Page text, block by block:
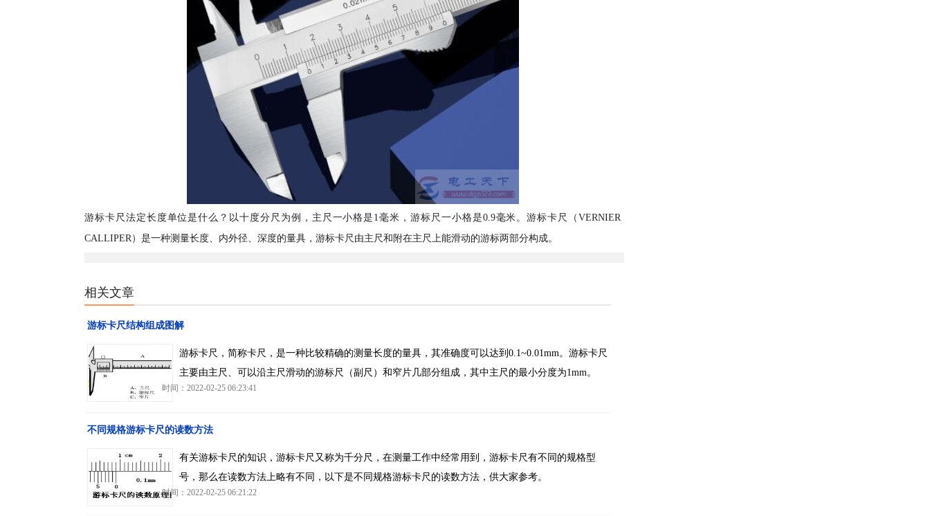
游标卡尺法定长度单位是什么？以十度分尺为例，主尺一小格是1毫米，游标尺一小格是0.9毫米。游标卡尺（VERNIER
CALLIPER）是一种测量长度、内外径、深度的量具，游标卡尺由主尺和附在主尺上能滑动的游标两部分构成。
相关文章
游标卡尺结构组成图解
游标卡尺，简称卡尺，是一种比较精确的测量长度的量具，其准确度可以达到0.1~0.01mm。游标卡尺
主要由主尺、可以沿主尺滑动的游标尺（副尺）和窄片几部分组成，其中主尺的最小分度为1mm。
时间：2022-02-25 06:23:41
不同规格游标卡尺的读数方法
有关游标卡尺的知识，游标卡尺又称为千分尺，在测量工作中经常用到，游标卡尺有不同的规格型
号，那么在读数方法上略有不同，以下是不同规格游标卡尺的读数方法，供大家参考。
时间：2022-02-25 06:21:22